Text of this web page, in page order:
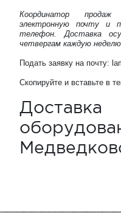
Координатор
электронную почту и
телефон. Доставка
четвергам каждую
Подать заявку на почту:
Скопируйте и вставьте в